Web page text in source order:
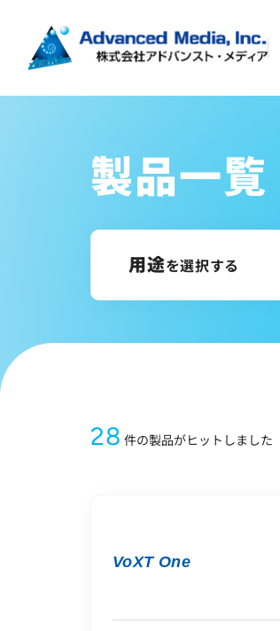
お問い合わせ
オウンドメディア
サイトのご利用について
プライバシーポリシー
メールマガジン
製品一覧
用途を選択する
28 件の製品がヒットしました
VoXT One